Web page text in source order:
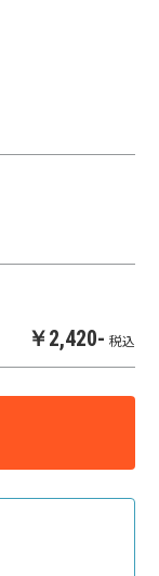
￥2,420- 税込